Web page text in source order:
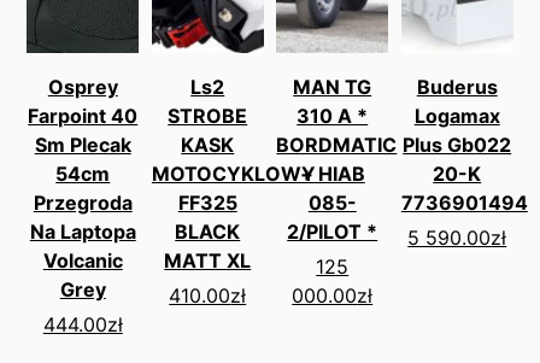
Osprey
Farpoint 40
Sm Plecak
54cm
Przegroda
Na Laptopa
Volcanic
Grey
444.00zł
Ls2
STROBE
KASK
MOTOCYKLOWY
FF325
BLACK
MATT XL
410.00zł
MAN TG
310 A *
BORDMATIC
+ HIAB
085-
2/PILOT *
125
000.00zł
Buderus
Logamax
Plus Gb022
20-K
7736901494
5 590.00zł